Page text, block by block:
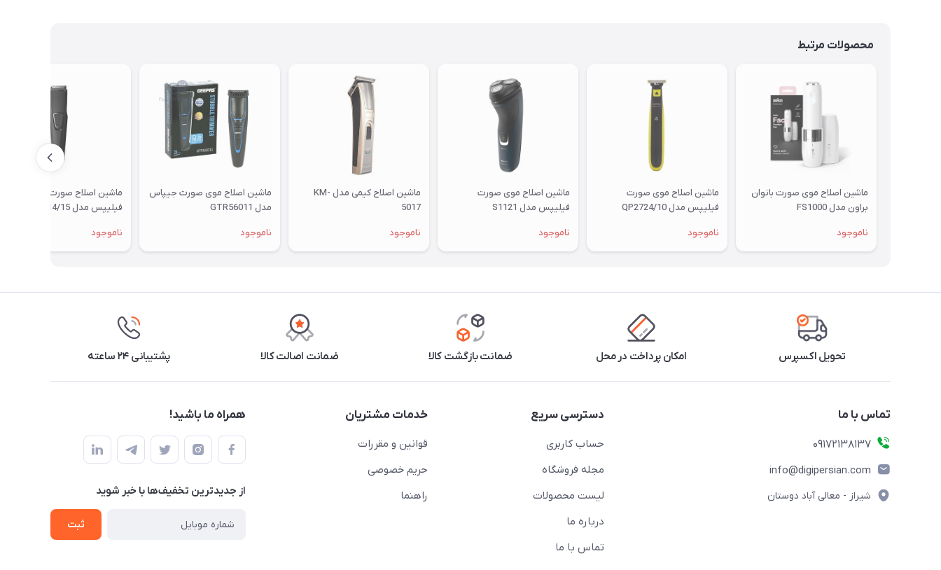
محصولات مرتبط
ماشین اصلاح موی صورت بانوان
براون مدل FS1000
ناموجود
ماشین اصلاح موی صورت
فیلیپس مدل QP2724/10
ناموجود
ماشین اصلاح موی صورت
فیلیپس مدل S1121
ناموجود
ماشین اصلاح کیمی مدل KM-
5017
ناموجود
ماشین اصلاح موی صورت جیپاس
مدل GTR56011
ناموجود
ماشین اصلاح صورت موی
فیلیپس مدل BT1214/15
ناموجود
تحویل اکسپرس امکان پرداخت در محل ضمانت بازگشت کالا ضمانت اصالت کالا پشتیبانی ۲۴ ساعته
تماس با ما
09172138137
info@digipersian.com
شیراز - معالی آباد دوستان
دسترسی سریع
حساب کاربری
مجله فروشگاه
لیست محصولات
درباره ما
تماس با ما
خدمات مشتریان
قوانین و مقررات
حریم خصوصی
راهنما
همراه ما باشید!
از جدید‌ترین تخفیف‌ها با‌ خبر شوید
ثبت